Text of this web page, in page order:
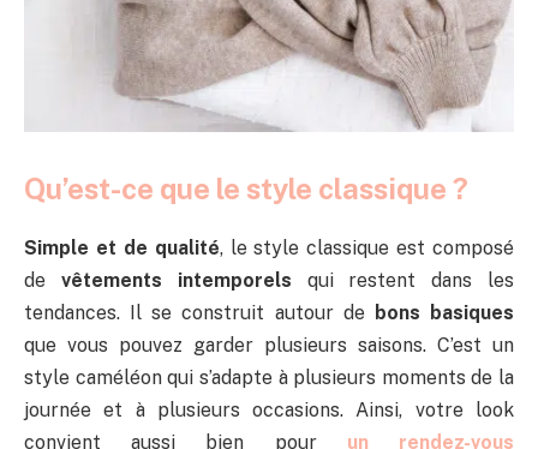
Qu’est-ce que le style classique ?
Simple et de qualité, le style classique est composé
de vêtements intemporels qui restent dans les
tendances. Il se construit autour de bons basiques
que vous pouvez garder plusieurs saisons. C’est un
style caméléon qui s’adapte à plusieurs moments de la
journée et à plusieurs occasions. Ainsi, votre look
convient aussi bien pour un rendez-vous